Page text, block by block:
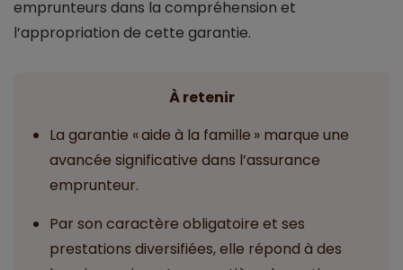
emprunteurs dans la compréhension et
l’appropriation de cette garantie.
À retenir
La garantie « aide à la famille » marque une
avancée significative dans l’assurance
emprunteur.
Par son caractère obligatoire et ses
prestations diversifiées, elle répond à des